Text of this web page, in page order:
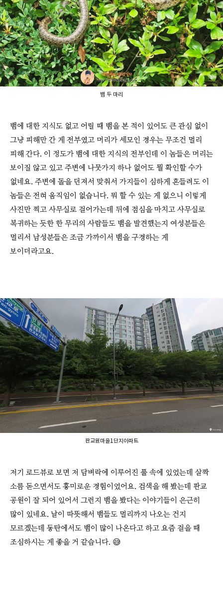
뱀 두 마리
뱀에 대한 지식도 없고 어릴 때 뱀을 본 적이 있어도 큰 관심 없이
그냥 피해만 간 게 전부였고 머리가 세모인 경우는 무조건 멀리
피해 간다. 이 정도가 뱀에 대한 지식의 전부인데 이 놈들은 머리는
보이질 않고 있고 주변에 나뭇가지 하나 없어도 뭘 확인할 수가
없네요. 주변에 돌을 던져서 맞춰서 가지들이 심하게 흔들려도 이
놈들은 전혀 움직임이 없습니다. 뭐 할 수 있는 게 없으니 이렇게
사진만 찍고 사무실로 걸어가는데 뒤에 점심을 마치고 사무실로
복귀하는 듯한 한 무리의 사람들도 뱀을 발견했는지 여성분들은
멀리서 남성분들은 조금 가까이서 뱀을 구경하는 게
보이더라고요.
판교원마을1단지아파트
저기 로드뷰로 보면 저 담벼락에 이루어진 풀 속에 있었는데 살짝
소름 돋으면서도 흥미로운 경험이었어요. 검색을 해 봤는데 판교
공원이 잘 되어 있어서 그런지 뱀을 봤다는 이야기들이 은근히
많이 있네요. 날이 따뜻해서 뱀들도 멀리까지 나오는 건지
모르겠는데 동탄에서도 뱀이 많이 나온다고 하고 요즘 걸을 때
조심하시는 게 좋을 거 같습니다. 😅